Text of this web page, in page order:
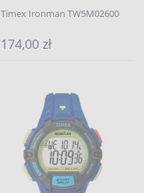
Timex Ironman TW5M02600
174,00 zł